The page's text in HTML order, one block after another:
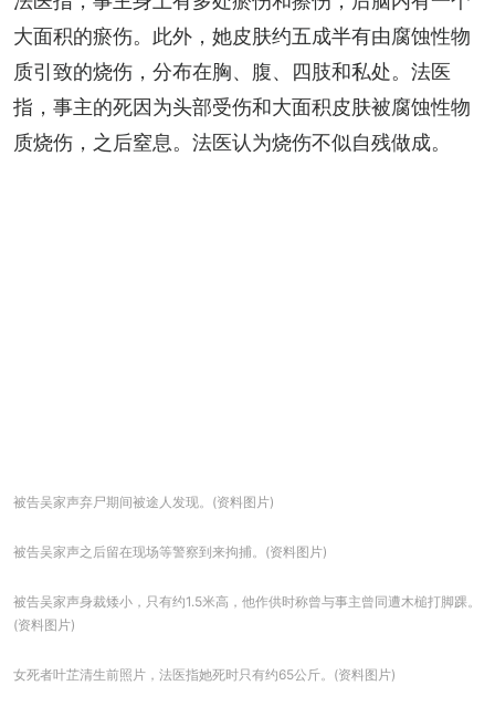
大面积的瘀伤。此外，她皮肤约五成半有由腐蚀性物
质引致的烧伤，分布在胸、腹、四肢和私处。法医
指，事主的死因为头部受伤和大面积皮肤被腐蚀性物
质烧伤，之后窒息。法医认为烧伤不似自残做成。
被告吴家声弃尸期间被途人发现。(资料图片)
被告吴家声之后留在现场等警察到来拘捕。(资料图片)
被告吴家声身裁矮小，只有约1.5米高，他作供时称曾与事主曾同遭木槌打脚踝。
(资料图片)
女死者叶芷清生前照片，法医指她死时只有约65公斤。(资料图片)